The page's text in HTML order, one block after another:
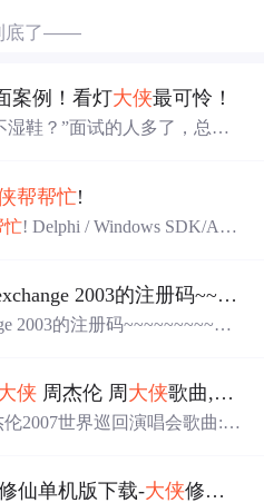
了——
案例！看灯大侠最可怜！
鞋？”面试的人多了，总会
的各位同学，同时也能为BO
了...
帮帮忙!
忙! Delphi / Windows SDK/API
2003的注册码~~~~~~~~~
2003的注册码~~~~~~~~~在
侠 周杰伦 周 大侠歌曲,周
2007世界巡回演唱会歌曲:周
仙单机版下载-大侠修仙单机版安卓版下载v1.2